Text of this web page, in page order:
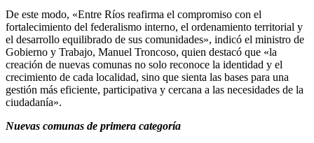
De este modo, «Entre Ríos reafirma el compromiso con el
fortalecimiento del federalismo interno, el ordenamiento territorial y
el desarrollo equilibrado de sus comunidades», indicó el ministro de
Gobierno y Trabajo, Manuel Troncoso, quien destacó que «la
creación de nuevas comunas no solo reconoce la identidad y el
crecimiento de cada localidad, sino que sienta las bases para una
gestión más eficiente, participativa y cercana a las necesidades de la
ciudadanía».
Nuevas comunas de primera categoría